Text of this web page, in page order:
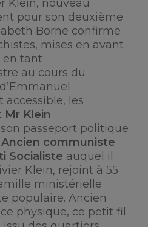
Klein, nouveau
pour son deuxième
Borne confirme
mises en avant
en tant
au cours du
accessible, les
Klein
passeport politique
Ancien communiste
Socialiste auquel il
Klein, rejoint à 55
ministérielle
populaire. Ancien
physique, ce petit fil